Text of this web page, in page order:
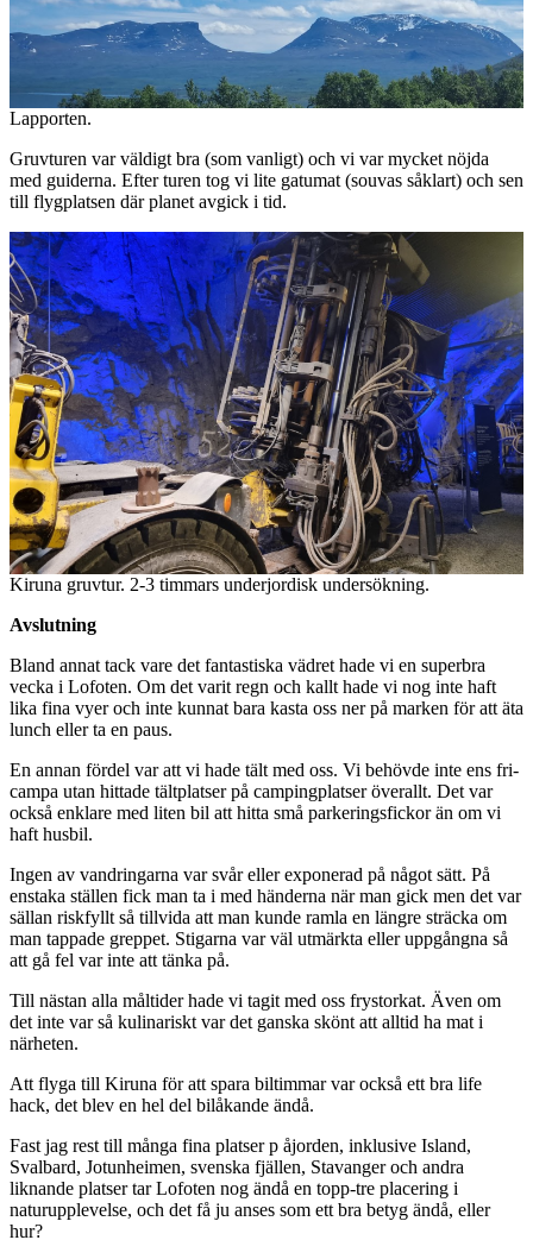
Lapporten.
Gruvturen var väldigt bra (som vanligt) och vi var mycket nöjda
med guiderna. Efter turen tog vi lite gatumat (souvas såklart) och sen
till flygplatsen där planet avgick i tid.
Kiruna gruvtur. 2-3 timmars underjordisk undersökning.
Avslutning
Bland annat tack vare det fantastiska vädret hade vi en superbra
vecka i Lofoten. Om det varit regn och kallt hade vi nog inte haft
lika fina vyer och inte kunnat bara kasta oss ner på marken för att äta
lunch eller ta en paus.
En annan fördel var att vi hade tält med oss. Vi behövde inte ens fri-
campa utan hittade tältplatser på campingplatser överallt. Det var
också enklare med liten bil att hitta små parkeringsfickor än om vi
haft husbil.
Ingen av vandringarna var svår eller exponerad på något sätt. På
enstaka ställen fick man ta i med händerna när man gick men det var
sällan riskfyllt så tillvida att man kunde ramla en längre sträcka om
man tappade greppet. Stigarna var väl utmärkta eller uppgångna så
att gå fel var inte att tänka på.
Till nästan alla måltider hade vi tagit med oss frystorkat. Även om
det inte var så kulinariskt var det ganska skönt att alltid ha mat i
närheten.
Att flyga till Kiruna för att spara biltimmar var också ett bra life
hack, det blev en hel del bilåkande ändå.
Fast jag rest till många fina platser p åjorden, inklusive Island,
Svalbard, Jotunheimen, svenska fjällen, Stavanger och andra
liknande platser tar Lofoten nog ändå en topp-tre placering i
naturupplevelse, och det få ju anses som ett bra betyg ändå, eller
hur?